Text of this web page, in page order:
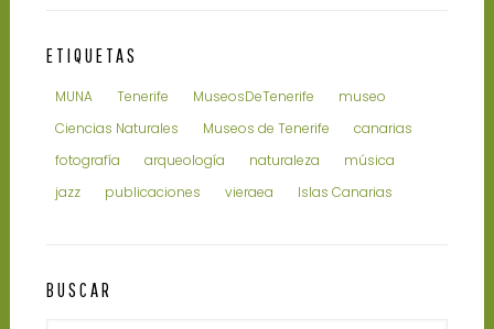
ETIQUETAS
MUNA Tenerife MuseosDeTenerife
museo
Ciencias Naturales
Museos de Tenerife
canarias
fotografía
arqueología naturaleza
música
jazz
publicaciones vieraea Islas Canarias
BUSCAR